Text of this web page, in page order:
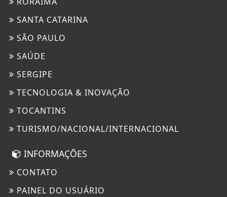
SANTA CATARINA
SÃO PAULO
SAÚDE
SERGIPE
TECNOLOGIA & INOVAÇÃO
TOCANTINS
TURISMO/NACIONAL/INTERNACIONAL
INFORMAÇÕES
CONTATO
PAINEL DO USUÁRIO